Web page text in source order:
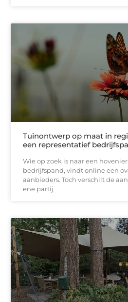
Tuinontwerp op maat in
een representatief
Wie op zoek is naar een
bedrijfspand, vindt online een
aanbieders. Toch verschilt de
ene partij